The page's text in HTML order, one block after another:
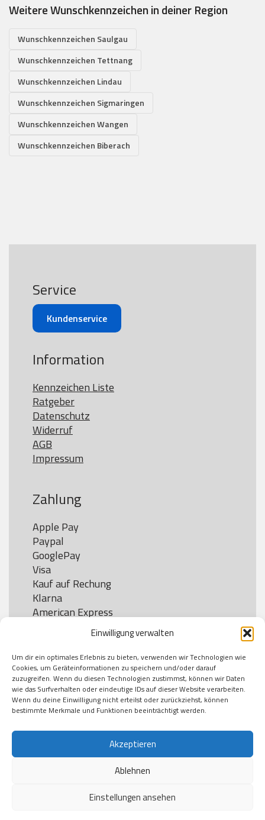
Einwilligung verwalten
Um dir ein optimales Erlebnis zu bieten, verwenden wir Technologien wie
Cookies, um Geräteinformationen zu speichern und/oder darauf
zuzugreifen. Wenn du diesen Technologien zustimmst, können wir Daten
wie das Surfverhalten oder eindeutige IDs auf dieser Website verarbeiten.
Wenn du deine Einwilligung nicht erteilst oder zurückziehst, können
bestimmte Merkmale und Funktionen beeinträchtigt werden.
Akzeptieren
Ablehnen
Einstellungen ansehen
Weitere Wunschkennzeichen in deiner Region
Wunschkennzeichen Saulgau
Wunschkennzeichen Tettnang
Wunschkennzeichen Lindau
Wunschkennzeichen Sigmaringen
Wunschkennzeichen Wangen
Wunschkennzeichen Biberach
Service
Kundenservice
Information
Kennzeichen Liste
Ratgeber
Datenschutz
Widerruf
AGB
Impressum
Zahlung
Apple Pay
Paypal
GooglePay
Visa
Kauf auf Rechung
Klarna
American Express
Versand
DHL
Klimaneutral